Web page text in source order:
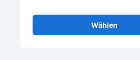
Wählen